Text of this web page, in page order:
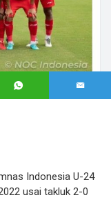
Indonesia U-24
usai takluk 2-0